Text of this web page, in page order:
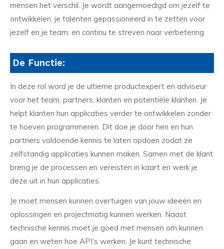
mensen het verschil. Je wordt aangemoedigd om jezelf te
ontwikkelen, je talenten gepassioneerd in te zetten voor
jezelf en je team, en continu te streven naar verbetering.
De Functie:
In deze rol word je de ultieme productexpert en adviseur
voor het team, partners, klanten en potentiële klanten. Je
helpt klanten hun applicaties verder te ontwikkelen zonder
te hoeven programmeren. Dit doe je door hen en hun
partners voldoende kennis te laten opdoen zodat ze
zelfstandig applicaties kunnen maken. Samen met de klant
breng je de processen en vereisten in kaart en werk je
deze uit in hun applicaties.
Je moet mensen kunnen overtuigen van jouw ideeën en
oplossingen en projectmatig kunnen werken. Naast
technische kennis moet je goed met mensen om kunnen
gaan en weten hoe API’s werken. Je kunt technische